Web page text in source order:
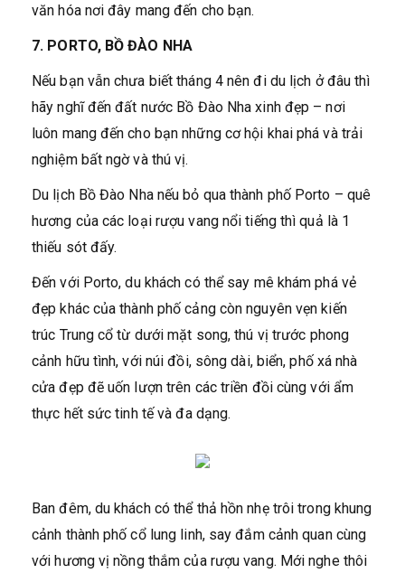
văn hóa nơi đây mang đến cho bạn.
7. PORTO, BỒ ĐÀO NHA
Nếu bạn vẫn chưa biết tháng 4 nên đi du lịch ở đâu thì
hãy nghĩ đến đất nước Bồ Đào Nha xinh đẹp – nơi
luôn mang đến cho bạn những cơ hội khai phá và trải
nghiệm bất ngờ và thú vị.
Du lịch Bồ Đào Nha nếu bỏ qua thành phố Porto – quê
hương của các loại rượu vang nổi tiếng thì quả là 1
thiếu sót đấy.
Đến với Porto, du khách có thể say mê khám phá vẻ
đẹp khác của thành phố cảng còn nguyên vẹn kiến
trúc Trung cổ từ dưới mặt song, thú vị trước phong
cảnh hữu tình, với núi đồi, sông dài, biển, phố xá nhà
cửa đẹp đẽ uốn lượn trên các triền đồi cùng với ẩm
thực hết sức tinh tế và đa dạng.
Ban đêm, du khách có thể thả hồn nhẹ trôi trong khung
cảnh thành phố cổ lung linh, say đắm cảnh quan cùng
với hương vị nồng thắm của rượu vang. Mới nghe thôi